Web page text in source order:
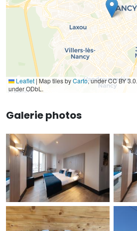
Leaflet | Map tiles byCarto, under CC BY
under ODbL.
Galerie photos